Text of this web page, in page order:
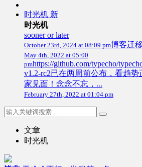
时光机 新
时光机
sooner or later
October 23rd, 2024 at 08:09 pm博客迁
May 4th, 2022 at 05:00
pmhttps://github.com/typecho/
v1.2-rc2已在两周前公布，看趋
家见面！念念不忘，...
February 27th, 2022 at 01:04 pm
文章
时光机